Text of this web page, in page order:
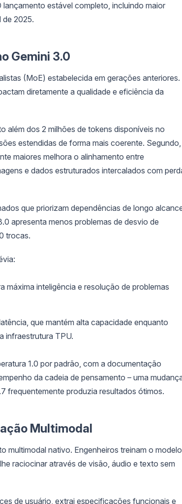
estável completo, incluindo maior
de 2025.
Gemini 3.0
(MoE) estabelecida em gerações anteriores.
diretamente a qualidade e eficiência da
além dos 2 milhões de tokens disponíveis no
estendidas de forma mais coerente.
maiores melhora o alinhamento entre
e dados estruturados intercalados com
que priorizam dependências de longo
apresenta menos problemas de desvio de
trocas.
máxima inteligência e resolução de problemas
que mantém alta capacidade enquanto
infraestrutura TPU.
1.0 por padrão, com a documentação
da cadeia de pensamento – uma
frequentemente produzia resultados ótimos.
Multimodal
multimodal nativo. Engenheiros treinam o modelo
raciocinar através de visão, áudio e texto sem
de usuário, extrai especificações funcionais e